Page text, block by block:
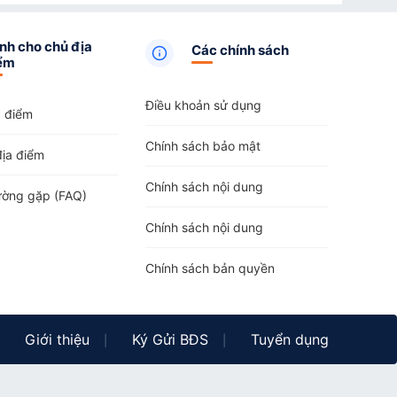
Glamping
2 ,Glamping tại Xã Tây Hòa Glampingtại Xã Hòa
cho chủ địa
điểm
điểm
gặp (FAQ)
Các chính sách
Điều khoản sử dụng
Chính sách bảo mật
Chính sách nội dung
Chính sách nội dung
Chính sách bản quyền
Giới thiệu Ký Gửi BĐS Tuyển dụng